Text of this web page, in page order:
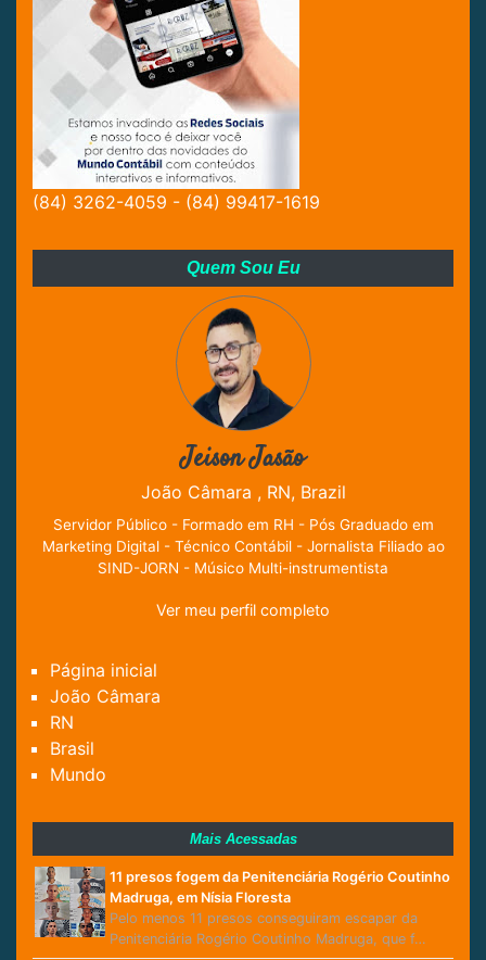
(84) 3262-4059 - (84) 99417-1619
Quem Sou Eu
Jeison Jasão
João Câmara , RN, Brazil
Servidor Público - Formado em RH - Pós Graduado em
Marketing Digital - Técnico Contábil - Jornalista Filiado ao
SIND-JORN - Músico Multi-instrumentista
Ver meu perfil completo
Página inicial
João Câmara
RN
Brasil
Mundo
Mais Acessadas
11 presos fogem da Penitenciária Rogério Coutinho
Madruga, em Nísia Floresta
Pelo menos 11 presos conseguiram escapar da
Penitenciária Rogério Coutinho Madruga, que f…